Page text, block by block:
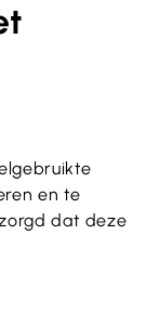
en te
dat deze